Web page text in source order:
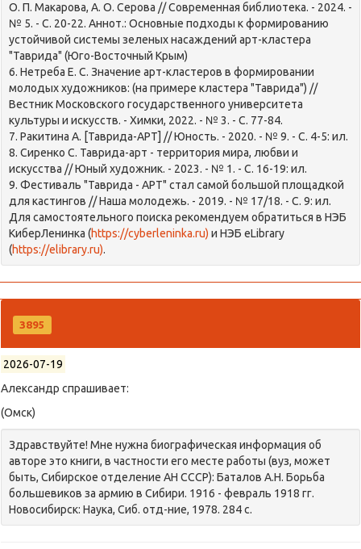
О. П. Макарова, А. О. Серова // Современная библиотека. - 2024. -
№ 5. - С. 20-22. Аннот.: Основные подходы к формированию
устойчивой системы зеленых насаждений арт-кластера
"Таврида" (Юго-Восточный Крым)
6. Нетреба Е. С. Значение арт-кластеров в формировании
молодых художников: (на примере кластера "Таврида") //
Вестник Московского государственного университета
культуры и искусств. - Химки, 2022. - № 3. - С. 77-84.
7. Ракитина А. [Таврида-АРТ] // Юность. - 2020. - № 9. - С. 4-5: ил.
8. Сиренко С. Таврида-арт - территория мира, любви и
искусства // Юный художник. - 2023. - № 1. - С. 16-19: ил.
9. Фестиваль "Таврида - АРТ" стал самой большой площадкой
для кастингов // Наша молодежь. - 2019. - № 17/18. - С. 9: ил.
Для самостоятельного поиска рекомендуем обратиться в НЭБ
КиберЛенинка (https://cyberleninka.ru) и НЭБ еLibrary
(https://elibrary.ru).
3895
2026-07-19
Александр спрашивает:
(Омск)
Здравствуйте! Мне нужна биографическая информация об
авторе это книги, в частности его месте работы (вуз, может
быть, Сибирское отделение АН СССР): Баталов А.Н. Борьба
большевиков за армию в Сибири. 1916 - февраль 1918 гг.
Новосибирск: Наука, Сиб. отд-ние, 1978. 284 с.